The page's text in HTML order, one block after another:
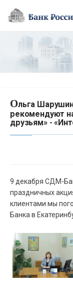
Ольга
рекомендуют
друзьям» -
9 декабря СДМ-
праздничных
клиентами мы
Банка в